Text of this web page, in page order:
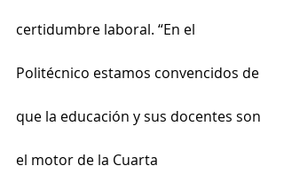
certidumbre laboral. “En el
Politécnico estamos convencidos de
que la educación y sus docentes son
el motor de la Cuarta